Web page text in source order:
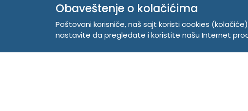
TEMPUS DOO
Trg Komenskog 2, 21000
Obaveštenje o kolačićima
Poštovani korisniče, naš sajt koristi cookies
nastavite da pregledate i koristite našu Internet